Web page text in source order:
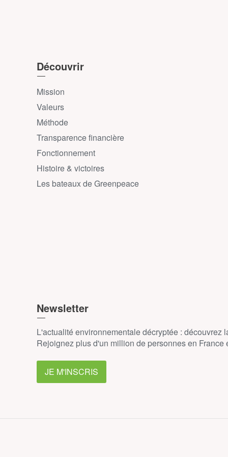
Découvrir
Mission
Valeurs
Méthode
Transparence financière
Fonctionnement
Histoire & victoires
Les bateaux de Greenpeace
Newsletter
L'actualité environnementale décryptée : découvrez
Rejoignez plus d'un million de personnes en
JE M'INSCRIS